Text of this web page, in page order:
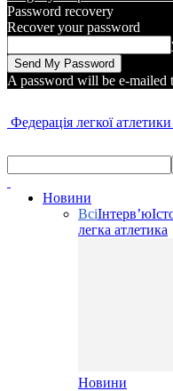
Password recovery
Recover your password
A password will be e-mailed
Федерація легкої
Новини
ВсіІнтерв’ю
легка атлетика
Новини